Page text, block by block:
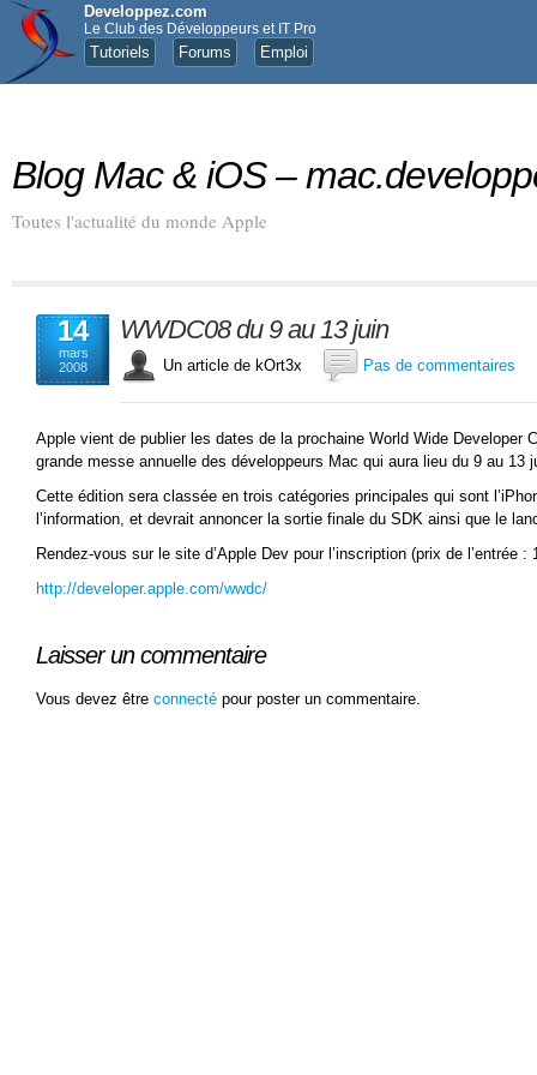
Developpez.com
Le Club des Développeurs et IT Pro
Tutoriels Forums Emploi
Blog Mac & iOS –
Toutes l'actualité du monde Apple
14
mars
2008
WWDC08 du 9 au 13 juin
Un article de kOrt3x Pas de commentaires
Apple vient de publier les dates de la prochaine World Wide Developer
grande messe annuelle des développeurs Mac qui aura lieu du 9 au 13
Cette édition sera classée en trois catégories principales qui sont
l’information, et devrait annoncer la sortie finale du SDK ainsi que le
Rendez-vous sur le site d’Apple Dev pour l’inscription (prix de l’entrée :
http://developer.apple.com/wwdc/
Laisser un commentaire
Vous devez être connecté pour poster un commentaire.